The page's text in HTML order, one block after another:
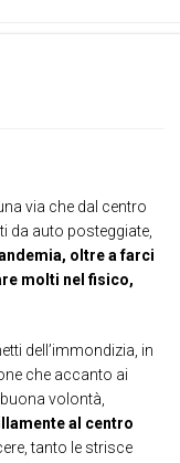
via che dal centro
da auto posteggiate,
oltre a farci
molti nel fisico,
dell’immondizia, in
che accanto ai
volontà,
al centro
tanto le strisce